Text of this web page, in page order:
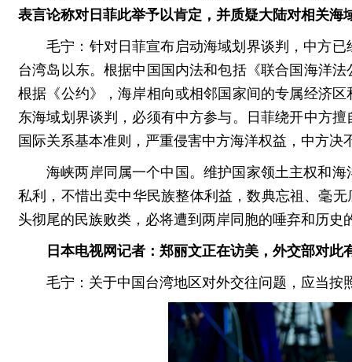
表言论称对日菲此举予以肯定，并质疑大陆对相关
毛宁：针对日菲宣布启动海域划界谈判，中方
台湾岛以东。根据中国国内法和包括《联合国海洋
根据《公约》，海岸相向或相邻国家间的专属经济
东海域划界谈判，必须有中方参与。日菲绕开中方
国际关系基本准则，严重侵害中方海洋权益，中方决
海峡两岸同属一个中国。维护国家领土主权和
私利，不惜出卖中华民族整体利益，数典忘祖、毫
头彻尾的民族败类，必将遭到两岸同胞的唾弃和历史
日本电视网记者：郑丽文正在访美，外交部对此
毛宁：关于中国台湾地区对外交往问题，应当按